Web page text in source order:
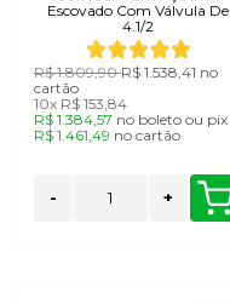
Escovado Com Válvula De
4.1/2
R$ 1.809,90R$ 1.538,41 no
cartão
10x R$ 153,84
R$ 1.384,57 no boletoou pix
R$ 1.461,49 no cartão
- +